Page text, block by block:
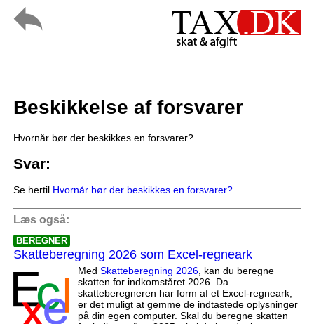
Beskikkelse af forsvarer
Hvornår bør der beskikkes en forsvarer?
Svar:
Se hertil Hvornår bør der beskikkes en forsvarer?
Læs også:
BEREGNER
Skatteberegning 2026 som Excel-regneark
Med Skatteberegning 2026, kan du beregne
skatten for indkomståret 2026. Da
skatteberegneren har form af et Excel-regneark,
er det muligt at gemme de indtastede oplysninger
på din egen computer. Skal du beregne skatten